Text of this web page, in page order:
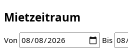
Mietzeitraum
Von Bis